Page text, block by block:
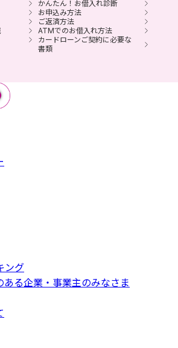
かんたん！お借入れ診断
お申込み方法
ご返済方法
ATMでのお借入れ方法
カードローンご契約に必要な
書類
ング
る企業・事業主のみなさま